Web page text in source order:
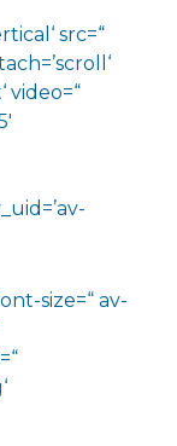
src=“
video=“
size=“ av-